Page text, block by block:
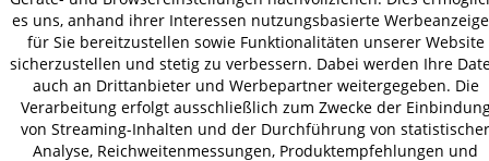
AGB Datenschutz
Impressum
© 2026 HOLZ-LEUTE
* Alle Preise inkl. gesetzl. Mehrwertsteuer zzgl.Versandkosten.
es uns, anhand ihrer Interessen nutzungsbasierte
für Sie bereitzustellen sowie Funktionalitäten unserer Website
sicherzustellen und stetig zu verbessern. Dabei werden Ihre
auch an Drittanbieter und Werbepartner weitergegeben. Die
Verarbeitung erfolgt ausschließlich zum Zwecke der
von Streaming-Inhalten und der Durchführung von statistischer
Analyse, Reichweitenmessungen, Produktempfehlungen und